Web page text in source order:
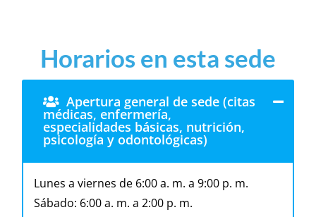
Horarios en esta sede
Apertura general de sede (citas
médicas, enfermería,
especialidades básicas, nutrición,
psicología y odontológicas)
Lunes a viernes de 6:00 a. m. a 9:00 p. m.
Sábado: 6:00 a. m. a 2:00 p. m.